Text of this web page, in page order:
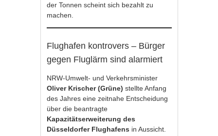
der Tonnen scheint sich bezahlt zu
machen.
Flughafen kontrovers – Bürger
gegen Fluglärm sind alarmiert
NRW-Umwelt- und Verkehrsminister
Oliver Krischer (Grüne)stellte Anfang
des Jahres eine zeitnahe Entscheidung
über die beantragte
Kapazitätserweiterung des
Düsseldorfer Flughafens in Aussicht.